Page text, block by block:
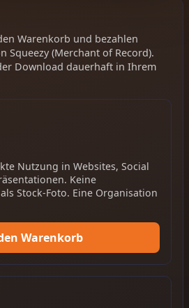
Warenkorb und bezahlen
Squeezy (Merchant of Record).
Download dauerhaft in Ihrem
Nutzung in Websites, Social
Keine
Stock-Foto. Eine Organisation
Warenkorb